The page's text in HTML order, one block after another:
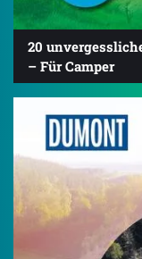
20
– Für Camper